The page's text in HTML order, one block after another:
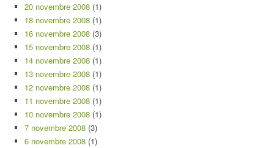
20 novembre 2008 (1)
18 novembre 2008 (1)
16 novembre 2008 (3)
15 novembre 2008 (1)
14 novembre 2008 (1)
13 novembre 2008 (1)
12 novembre 2008 (1)
11 novembre 2008 (1)
10 novembre 2008 (1)
7 novembre 2008 (3)
6 novembre 2008 (1)